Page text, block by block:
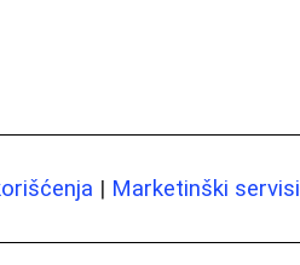
| Marketinški servisi